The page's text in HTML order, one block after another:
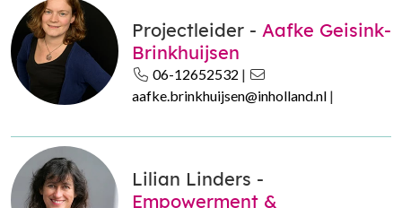
Projectleider - Aafke Geisink-
Brinkhuijsen
06-12652532 |
aafke.brinkhuijsen@inholland.nl |
Lilian Linders -
Empowerment &